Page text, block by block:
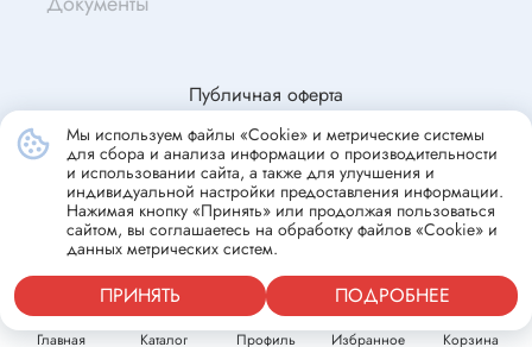
Главная Каталог Профиль Избранное Корзина
© Эскор, 2009—2026
Согласие на обработку персональных данных
Политика конфиденциальности
Публичная оферта
Мы используем файлы «Cookie» и метрические системы
для сбора и анализа информации о производительности
и использовании сайта, а также для улучшения и
индивидуальной настройки предоставления информации.
Нажимая кнопку «Принять» или продолжая пользоваться
сайтом, вы соглашаетесь на обработку файлов «Cookie» и
данных метрических систем.
ПРИНЯТЬ ПОДРОБНЕЕ